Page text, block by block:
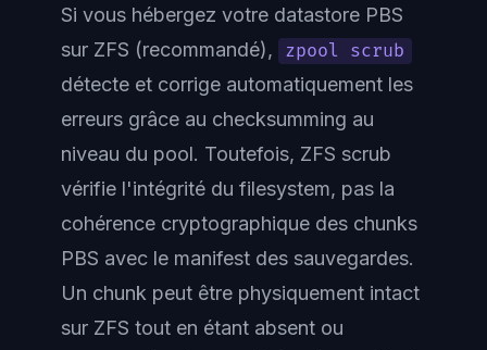
Si vous hébergez votre datastore PBS
sur ZFS (recommandé),
zpool scrub
détecte et corrige automatiquement les
erreurs grâce au checksumming au
niveau du pool. Toutefois, ZFS scrub
vérifie l'intégrité du filesystem, pas la
cohérence cryptographique des chunks
PBS avec le manifest des sauvegardes.
Un chunk peut être physiquement intact
sur ZFS tout en étant absent ou